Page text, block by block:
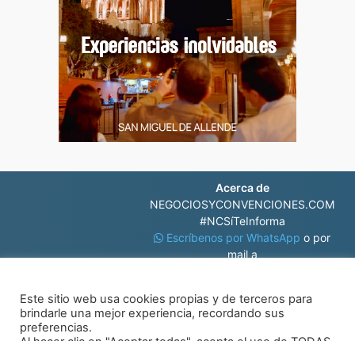
Acerca de
NEGOCIOSYCONVENCIONES.COM
#NCSíTeInforma
Escríbenos por WhatsAppo por
mail a
Este sitio web usa cookies propias y de terceros para
brindarle una mejor experiencia, recordando sus
preferencias.